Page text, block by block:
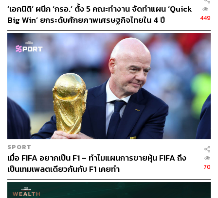
SCB WEALTH
ศูนย์ข้อมูลที่ให้คำแนะนำ วิเคราะห์เจาะลึก
ด้านการลงทุนที่ครอบคลุมทุกผลิตภัณฑ์
ทางการเงินทั้งในและต่างประเทศ โดยบริษัท
หลักทรัพย์ ไทยพาณิชย์ จำกัด หรือ SCBS หา
ข้อมูลการลงทุนเพิ่มเติมได้ที่
res.scbsonline.com
‘เอกนิติ’ ผนึก ‘กรอ.’ ตั้ง 5 คณะทำงาน จัดทำแผน ‘Quick
Big Win’ ยกระดับศักยภาพเศรษฐกิจไทยใน 4 ปี
449
SPORT
เมื่อ FIFA อยากเป็น F1 – ทำไมแผนการขายหุ้น FIFA ถึง
เป็นเทมเพลตเดียวกันกับ F1 เคยทำ
70